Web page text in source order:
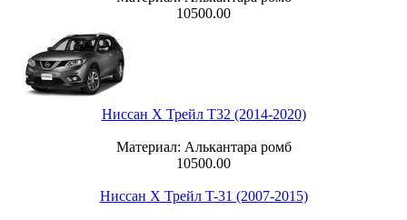
10500.00
Ниссан Х Трейл T32 (2014-2020)
Материал: Алькантара ромб
10500.00
Ниссан Х Трейл T-31 (2007-2015)